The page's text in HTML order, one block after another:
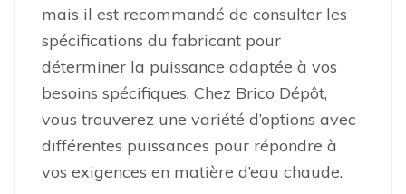
mais il est recommandé de consulter les
spécifications du fabricant pour
déterminer la puissance adaptée à vos
besoins spécifiques. Chez Brico Dépôt,
vous trouverez une variété d’options avec
différentes puissances pour répondre à
vos exigences en matière d’eau chaude.